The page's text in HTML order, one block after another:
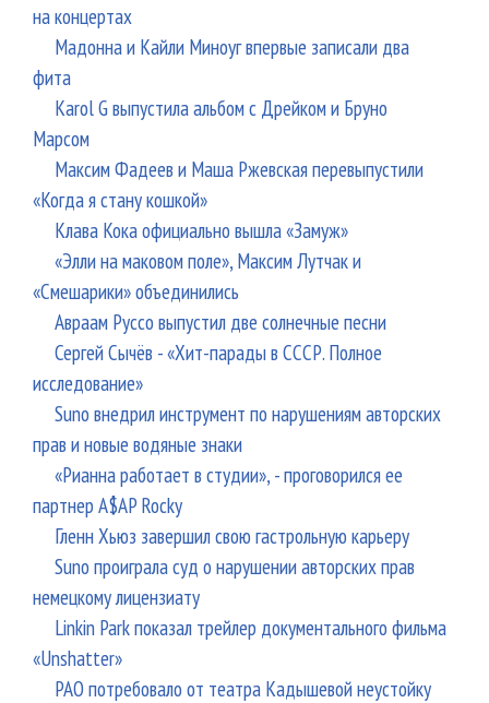
на концертах
Мадонна и Кайли Миноуг впервые записали два
фита
Karol G выпустила альбом с Дрейком и Бруно
Марсом
Максим Фадеев и Маша Ржевская перевыпустили
«Когда я стану кошкой»
Клава Кока официально вышла «Замуж»
«Элли на маковом поле», Максим Лутчак и
«Смешарики» объединились
Авраам Руссо выпустил две солнечные песни
Сергей Сычёв - «Хит-парады в СССР. Полное
исследование»
Suno внедрил инструмент по нарушениям авторских
прав и новые водяные знаки
«Рианна работает в студии», - проговорился ее
партнер A$AP Rocky
Гленн Хьюз завершил свою гастрольную карьеру
Suno проиграла суд о нарушении авторских прав
немецкому лицензиату
Linkin Park показал трейлер документального фильма
«Unshatter»
РАО потребовало от театра Кадышевой неустойку